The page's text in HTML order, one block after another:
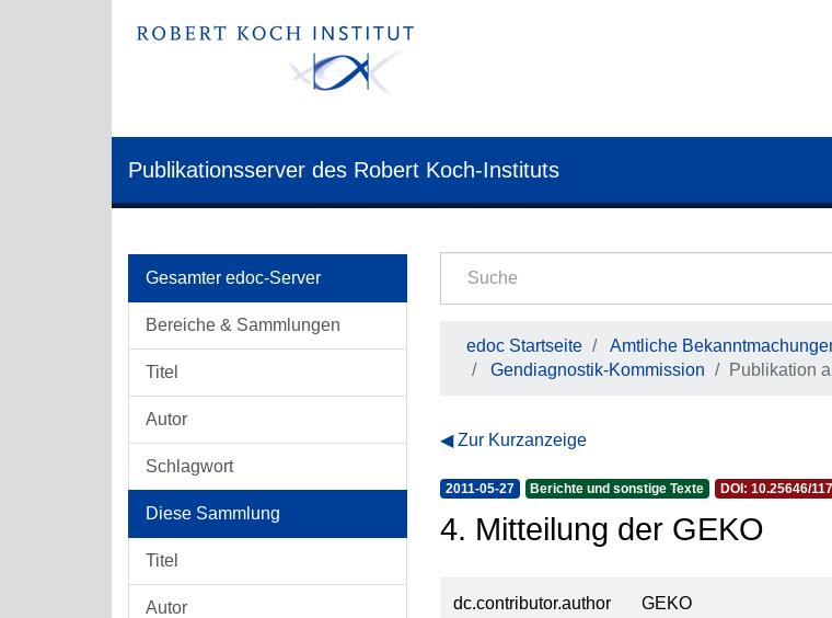
Publikationsserver des Robert Koch-Instituts
Gesamter edoc-Server
Bereiche & Sammlungen
Titel
Autor
Schlagwort
Diese Sammlung
Titel
Autor
edoc Startseite
Amtliche
Gendiagnostik-Kommission
Publikation
Zur Kurzanzeige
2011-05-27 Berichte und sonstige Texte DOI: 10.25646/117
4. Mitteilung der GEKO
dc.contributor.author GEKO